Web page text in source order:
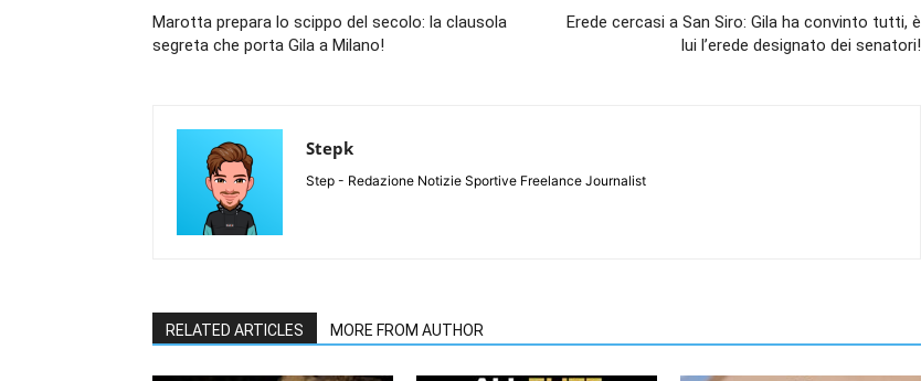
Marotta prepara lo scippo del secolo: la clausola
segreta che porta Gila a Milano!
Erede cercasi a San Siro: Gila ha convinto tutti, è
lui l’erede designato dei senatori!
Stepk
Step - Redazione Notizie Sportive Freelance Journalist
RELATED ARTICLES MORE FROM AUTHOR